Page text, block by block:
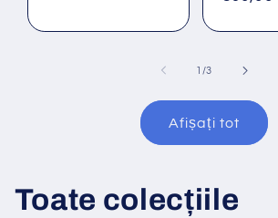
1 /din
3
Afișați tot
Toate colecțiile